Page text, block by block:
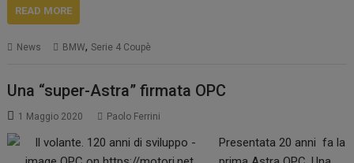
READ MORE
News BMW,Serie 4 Coupè
Una “super-Astra” firmata OPC
1 Maggio 2020 Paolo Ferrini
Presentata 20 anni fa la